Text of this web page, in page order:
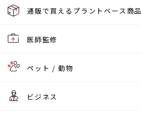
通販で買えるプラントベース商品
医師監修
ペット / 動物
ビジネス